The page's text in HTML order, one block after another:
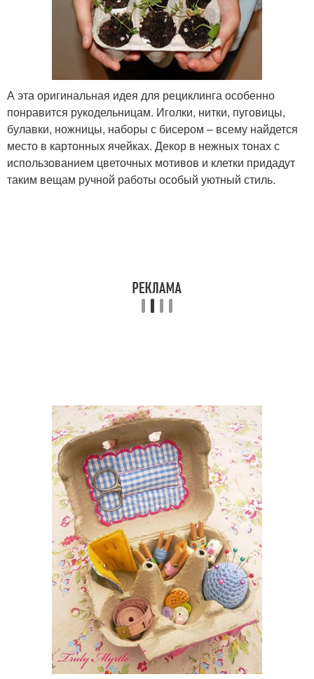
А эта оригинальная идея для рециклинга особенно
понравится рукодельницам. Иголки, нитки, пуговицы,
булавки, ножницы, наборы с бисером – всему найдется
место в картонных ячейках. Декор в нежных тонах с
использованием цветочных мотивов и клетки придадут
таким вещам ручной работы особый уютный стиль.